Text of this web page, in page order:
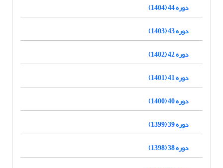
دوره 44 (1404)
دوره 43 (1403)
دوره 42 (1402)
دوره 41 (1401)
دوره 40 (1400)
دوره 39 (1399)
دوره 38 (1398)